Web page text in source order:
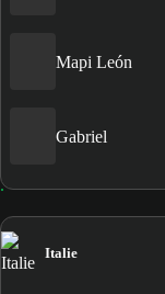
Mapi León
Gabriel
Italie